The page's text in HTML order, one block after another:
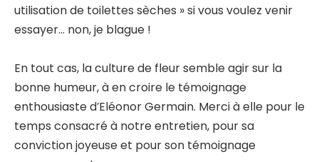
utilisation de toilettes sèches » si vous voulez venir
essayer… non, je blague !
En tout cas, la culture de fleur semble agir sur la
bonne humeur, à en croire le témoignage
enthousiaste d’Eléonor Germain. Merci à elle pour le
temps consacré à notre entretien, pour sa
conviction joyeuse et pour son témoignage